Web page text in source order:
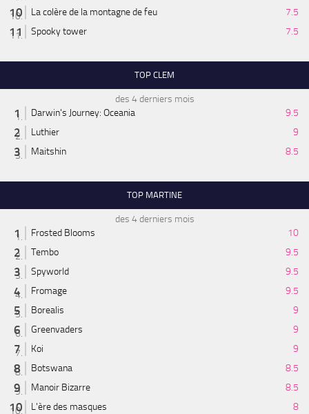
La colère de la montagne de feu
7.5
Spooky tower
7.5
TOP CLEM
des 4 derniers mois
Darwin's Journey: Oceania
9.5
Luthier
9
Maitshin
8.5
TOP MARTINE
des 4 derniers mois
Frosted Blooms
10
Tembo
9.5
Spyworld
9.5
Fromage
9.5
Borealis
9
Greenvaders
9
Koi
9
Botswana
8.5
Manoir Bizarre
8.5
L'ère des masques
8